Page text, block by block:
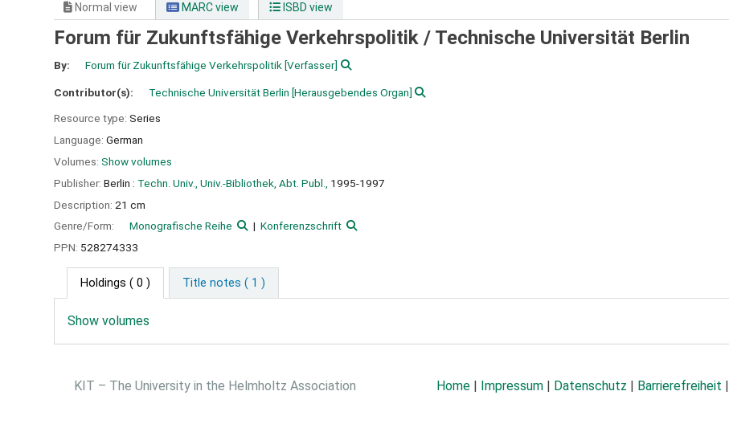
Normal view MARC view ISBD view
Forum für Zukunftsfähige Verkehrspolitik / Technische Universität Berlin
By: Forum für Zukunftsfähige Verkehrspolitik [Verfasser]
Contributor(s): Technische Universität Berlin [Herausgebendes Organ]
Resource type: Series
Language: German
Volumes: Show volumes
Publisher: Berlin : Techn. Univ., Univ.-Bibliothek, Abt. Publ.,
1995-1997
Description: 21 cm
Genre/Form:
Monografische Reihe
Konferenzschrift
PPN: 528274333
Holdings ( 0 ) Title notes ( 1 )
Show volumes
KIT – The University in the Helmholtz Association Home | Impressum | Datenschutz | Barrierefreiheit |